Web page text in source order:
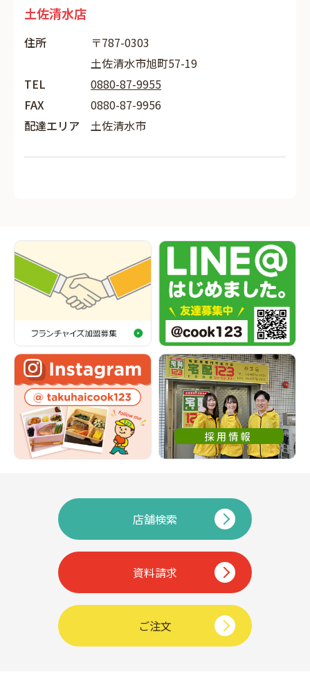
土佐清水店
住所
〒787-0303
土佐清水市旭町57-19
TEL
0880-87-9955
FAX
0880-87-9956
配達エリア
土佐清水市
店舗検索
資料請求
ご注文